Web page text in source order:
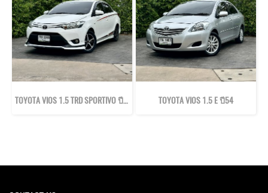
TOYOTA VIOS 1.5 TRD SPORTIVO ปี57 TOYOTA VIOS 1.5 E ปี54